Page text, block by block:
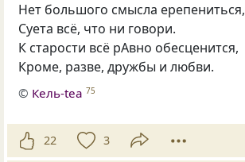
Нет большого смысла ерепениться,
Суета всё, что ни говори.
К старости всё рАвно обесценится,
Кроме, разве, дружбы и любви.
© Кель-tea 75
22 3